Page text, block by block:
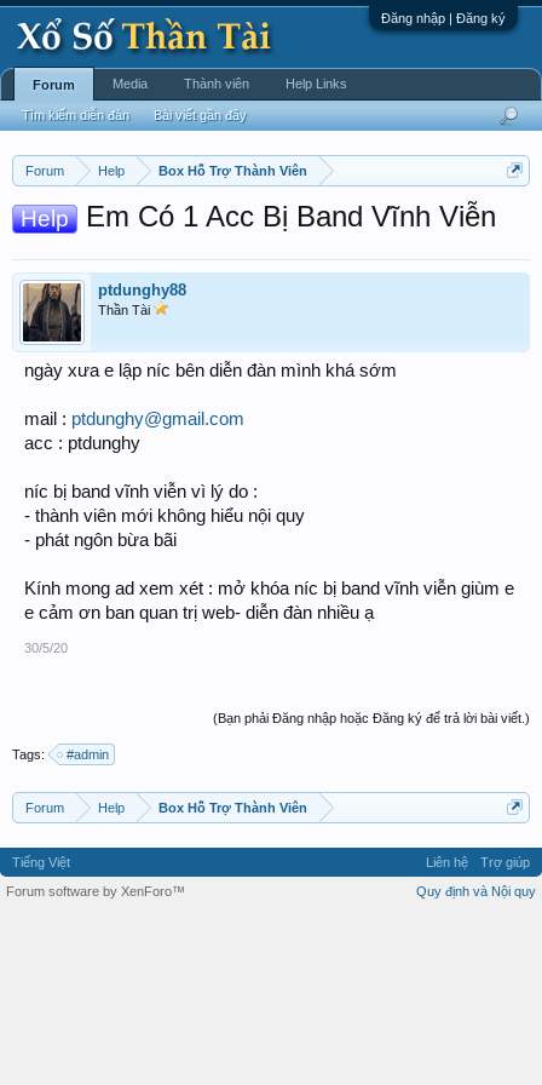
Đăng nhập | Đăng ký
Forum Help Box Hỗ Trợ Thành Viên
Help Em Có 1 Acc Bị Band Vĩnh Viễn
ptdunghy88
Thần Tài
ngày xưa e lập níc bên diễn đàn mình khá sớm
mail : ptdunghy@gmail.com
acc : ptdunghy
níc bị band vĩnh viễn vì lý do :
- thành viên mới không hiểu nội quy
- phát ngôn bừa bãi
Kính mong ad xem xét : mở khóa níc bị band vĩnh viễn giùm e
e cảm ơn ban quan trị web- diễn đàn nhiều ạ
30/5/20
(Bạn phải Đăng nhập hoặc Đăng ký để trả lời bài viết.)
Tags: #admin
Forum Help Box Hỗ Trợ Thành Viên
Forum
Tìm kiếm diễn đàn Bài viết gần đây
Media Thành viên Help Links
Tiếng Việt Liên hệ
Trợ giúp
Quy định và Nội quy
Forum software by XenForo™